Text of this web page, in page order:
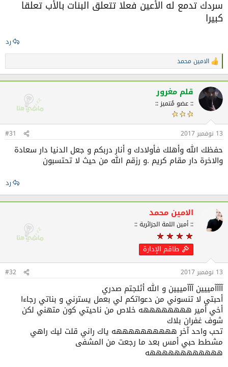
سردك تدمع له الأعين فعلا تتعلق البنات بالأب تعلقا
كبيرا
رد
ا
ل
ت
ف
ا
ع
ا
ت
:
الامين محمد
قلم مغرور
:: عضو مُتميز ::
13 نوفمبر 2017 #31
حفظك الله وأهلك فأولادك و أنار دربكم و جعل الدنيا دار سعادة
والاخرة دار مقام كريم .و رزقم الله من حيث لا تحتسبون
رد
الامين محمد
:: أمين اللمة الجزائرية ::
طاقم الإدارة
13 نوفمبر 2017 #32
آآآآمييين آآآمييين و الله أثلجتم صدري
أحبتي لا تنسوني من دعواتكم لي بعمل يسترني و بناتي رجاءا
أخي أمير ههههههههه خلاص من ناحيتي كون متهني لكن
شوف غفران بلاك
تحب واحد آخر ههههههههههه ياك راني قلت ليك راهي
مشطط حبي أمس بعد ما رجعت من المشفى
ههههههههههههه